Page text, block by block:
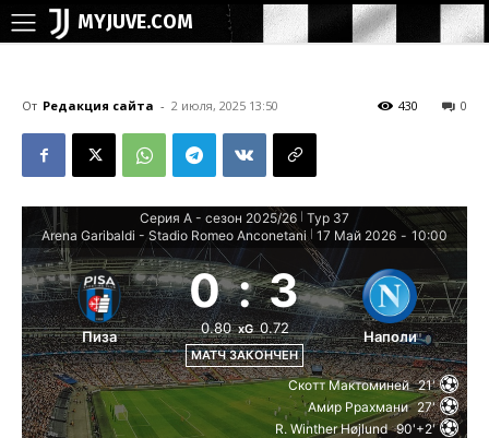
MYJUVE.COM
От Редакция сайта - 2 июля, 2025 13:50 0
430
Серия А - сезон 2025/26 Тур 37
Arena Garibaldi - Stadio Romeo Anconetani 17 Май 2026 - 10:00
Пиза
0 : 3
0.80 xG 0.72
МАТЧ ЗАКОНЧЕН
Наполи
Скотт Мактоминей 21'
Амир Ррахмани 27'
R. Winther Højlund 90'+2'